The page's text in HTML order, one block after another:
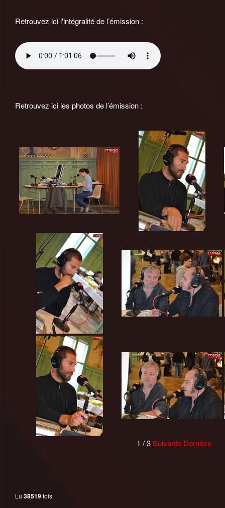
Retrouvez ici l'intégralité de l’émission :
Retrouvez ici les photos de l’émission :
1 /3 Suivante Dernière
Lu 38519fois